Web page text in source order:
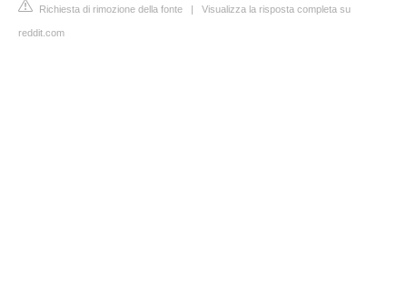
Richiesta di rimozione della fonte | Visualizza la risposta completa su
reddit.com